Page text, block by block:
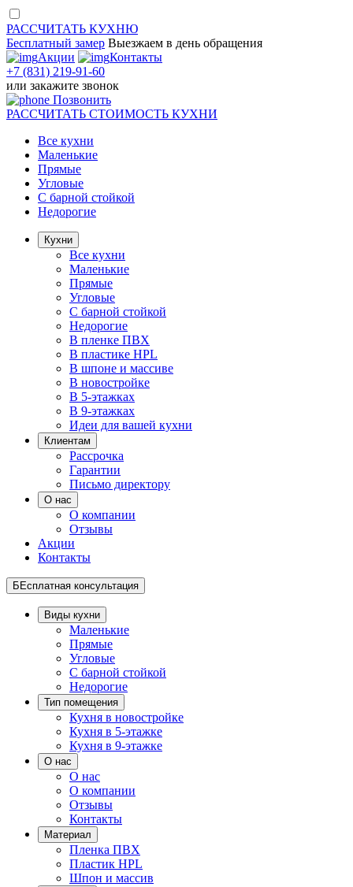
РАССЧИТАТЬ КУХНЮ
Бесплатный замер Выезжаем в день обращения
Акции
Контакты
+7 (831) 219-91-60
или закажите звонок
Позвонить
РАССЧИТАТЬ СТОИМОСТЬ КУХНИ
Все кухни
Маленькие
Прямые
Угловые
С барной стойкой
Недорогие
Кухни
Все кухни
Маленькие
Прямые
Угловые
С барной стойкой
Недорогие
В пленке ПВХ
В пластике HPL
В шпоне и массиве
В новостройке
В 5-этажках
В 9-этажках
Идеи для вашей кухни
Клиентам
Рассрочка
Гарантии
Письмо директору
О нас
О компании
Отзывы
Акции
Контакты
БЕсплатная консультация
Виды кухни
Маленькие
Прямые
Угловые
С барной стойкой
Недорогие
Тип помещения
Кухня в новостройке
Кухня в 5-этажке
Кухня в 9-этажке
О нас
О нас
О компании
Отзывы
Контакты
Материал
Пленка ПВХ
Пластик HPL
Шпон и массив